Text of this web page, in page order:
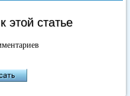
этой статье